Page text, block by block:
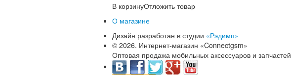
В корзинуОтложить товар
О магазине
Дизайн разработан в студии «Рэдимп»
© 2026. Интернет-магазин «Connectgsm»
Оптовая продажа мобильных аксессуаров и запчастей